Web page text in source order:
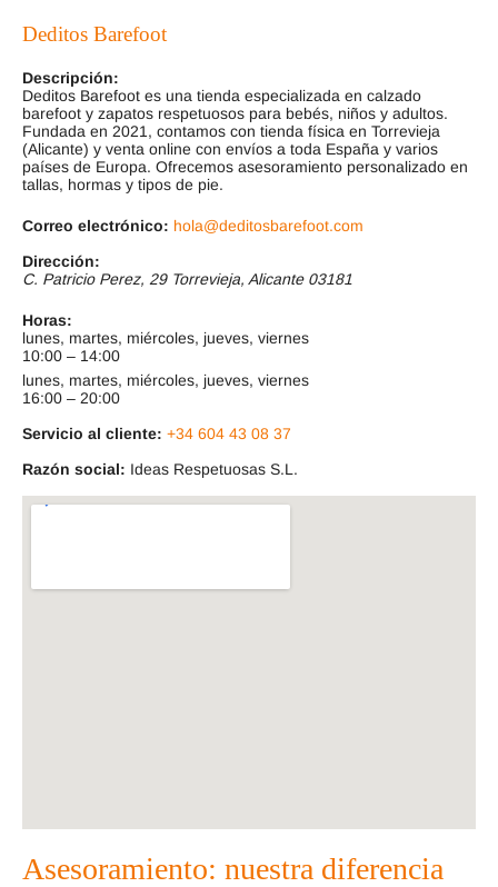
Deditos Barefoot
Descripción:
Deditos Barefoot es una tienda especializada en calzado
barefoot y zapatos respetuosos para bebés, niños y adultos.
Fundada en 2021, contamos con tienda física en Torrevieja
(Alicante) y venta online con envíos a toda España y varios
países de Europa. Ofrecemos asesoramiento personalizado en
tallas, hormas y tipos de pie.
Correo electrónico: hola@deditosbarefoot.com
Dirección:
C. Patricio Perez, 29 Torrevieja, Alicante 03181
Horas:
lunes, martes, miércoles, jueves, viernes
10:00 – 14:00
lunes, martes, miércoles, jueves, viernes
16:00 – 20:00
Servicio al cliente: +34 604 43 08 37
Razón social: Ideas Respetuosas S.L.
Asesoramiento: nuestra diferencia